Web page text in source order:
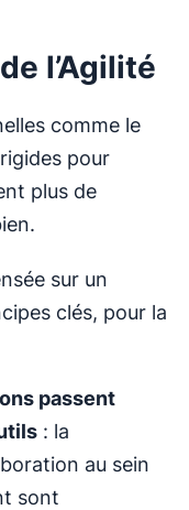
l’Agilité
comme le
pour
plus de
sur un
clés, pour la
passent
: la
au sein
sont